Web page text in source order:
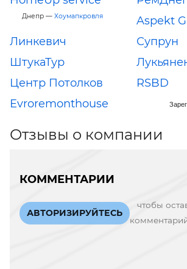
Днепр — Хоумапкровля
Aspekt
Линкевич
Супрун
ШтукаТур
Центр Потолков
RSBD
Еvroremonthouse
Отзывы о компании
КОММЕНТАРИИ
АВТОРИЗИРУЙТЕСЬ
чтобы